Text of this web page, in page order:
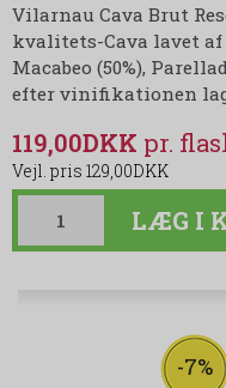
Vilarnau Cava Brut
kvalitets-Cava lavet
Macabeo (50%),
efter vinifikationen
119,00DKK
129,00DKK
LÆG I
-7%